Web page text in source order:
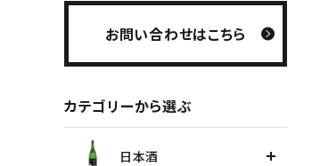
佐多宗ニ商店
お問い合わせはこちら
カテゴリーから選ぶ
日本酒